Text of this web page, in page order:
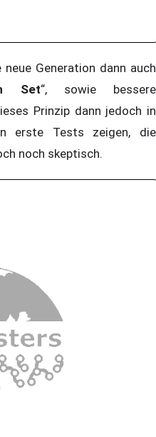
Generation dann auch
Set“, sowie bessere
Prinzip dann jedoch in
erste Tests zeigen, die
noch skeptisch.